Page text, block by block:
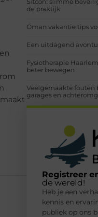
de praktijk
Oman vakantie tips
Een uitdagend
Fysiotherapie
beter bewegen
Veelgemaakte fouten
garages en
Registreer
de wereld!
Heb je een
kennis en
publiek op ons